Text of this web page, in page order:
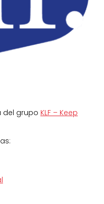
del grupo KLF – Keep